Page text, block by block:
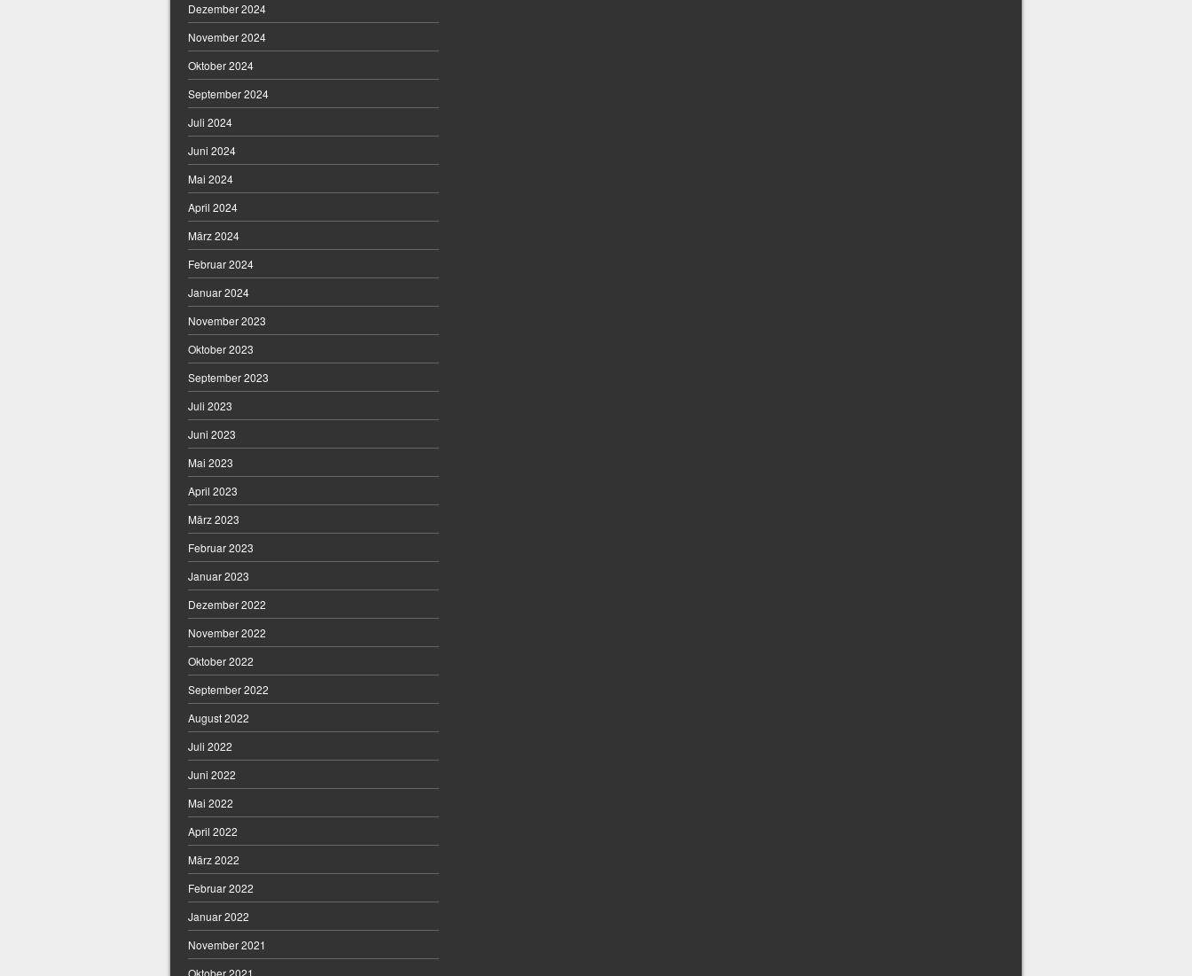
Dezember 2024
November 2024
Oktober 2024
September 2024
Juli 2024
Juni 2024
Mai 2024
April 2024
März 2024
Februar 2024
Januar 2024
November 2023
Oktober 2023
September 2023
Juli 2023
Juni 2023
Mai 2023
April 2023
März 2023
Februar 2023
Januar 2023
Dezember 2022
November 2022
Oktober 2022
September 2022
August 2022
Juli 2022
Juni 2022
Mai 2022
April 2022
März 2022
Februar 2022
Januar 2022
November 2021